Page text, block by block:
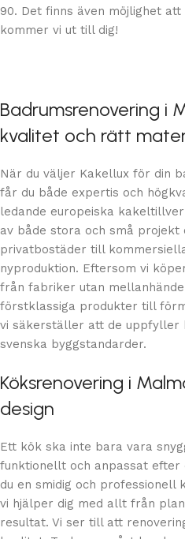
90. Det finns även möjlighet
kommer vi ut till dig!
Badrumsrenovering i
kvalitet och rätt
När du väljer Kakellux för din
får du både expertis och
ledande europeiska
av både stora och små
privatbostäder till
nyproduktion. Eftersom vi
från fabriker utan
förstklassiga produkter till
vi säkerställer att de uppfyller
svenska byggstandarder.
Köksrenovering i
design
Ett kök ska inte bara vara
funktionellt och anpassat efter
du en smidig och professionell
vi hjälper dig med allt från
resultat. Vi ser till att